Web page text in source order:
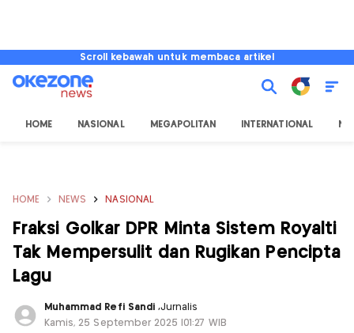
Scroll kebawah untuk membaca artikel
HOME NASIONAL MEGAPOLITAN INTERNATIONAL
HOME NEWS NASIONAL
Fraksi Golkar DPR Minta Sistem Royalti
Tak Mempersulit dan Rugikan Pencipta
Lagu
Muhammad Refi Sandi ,Jurnalis
Kamis, 25 September 2025 |01:27 WIB